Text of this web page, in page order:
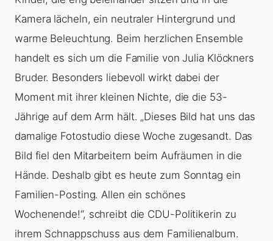
Kamera lächeln, ein neutraler Hintergrund und
warme Beleuchtung. Beim herzlichen Ensemble
handelt es sich um die Familie von Julia Klöckners
Bruder. Besonders liebevoll wirkt dabei der
Moment mit ihrer kleinen Nichte, die die 53-
Jährige auf dem Arm hält. „Dieses Bild hat uns das
damalige Fotostudio diese Woche zugesandt. Das
Bild fiel den Mitarbeitern beim Aufräumen in die
Hände. Deshalb gibt es heute zum Sonntag ein
Familien-Posting. Allen ein schönes
Wochenende!“, schreibt die CDU-Politikerin zu
ihrem Schnappschuss aus dem Familienalbum.